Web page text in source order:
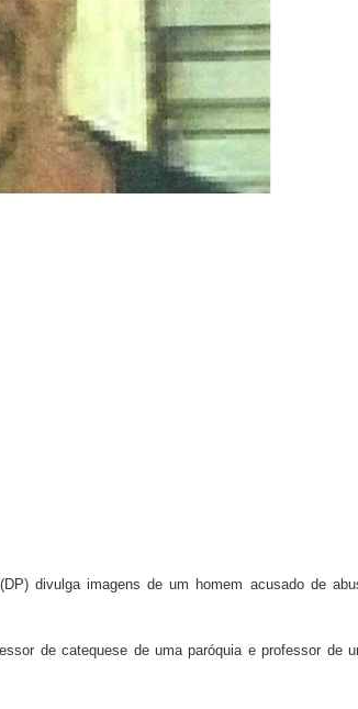
da Democracia Cristã nesta sexta-feira
funcionários de supermercado em
“Estou preparado”
divulga imagens de um homem acusado de
de catequese de uma paróquia e professor de